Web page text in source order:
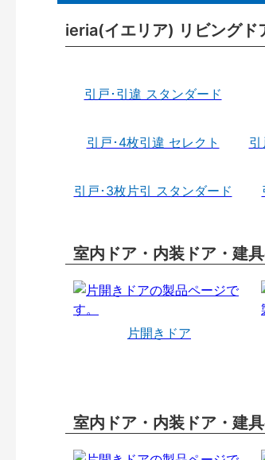
ieria(イエリア) リビングド
引戸･引違 スタンダード
引戸･4枚引違 セレクト
引戸･3枚片引 スタンダード
室内ドア・内装ドア・建
片開きドア
室内ドア・内装ドア・建